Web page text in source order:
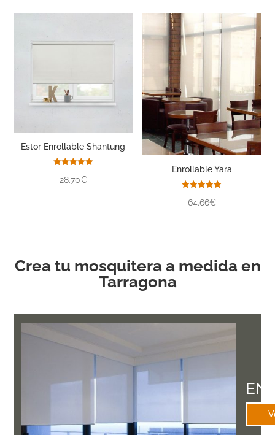
Estor Enrollable Shantung
con
28.70€
Enrollable Yara
con
64.66€
Crea tu mosquitera a medida en
Tarragona